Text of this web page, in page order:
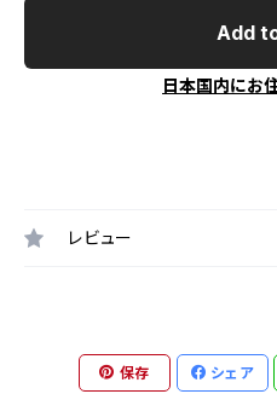
Add
日本国内にお
レビュー
保存 シェア